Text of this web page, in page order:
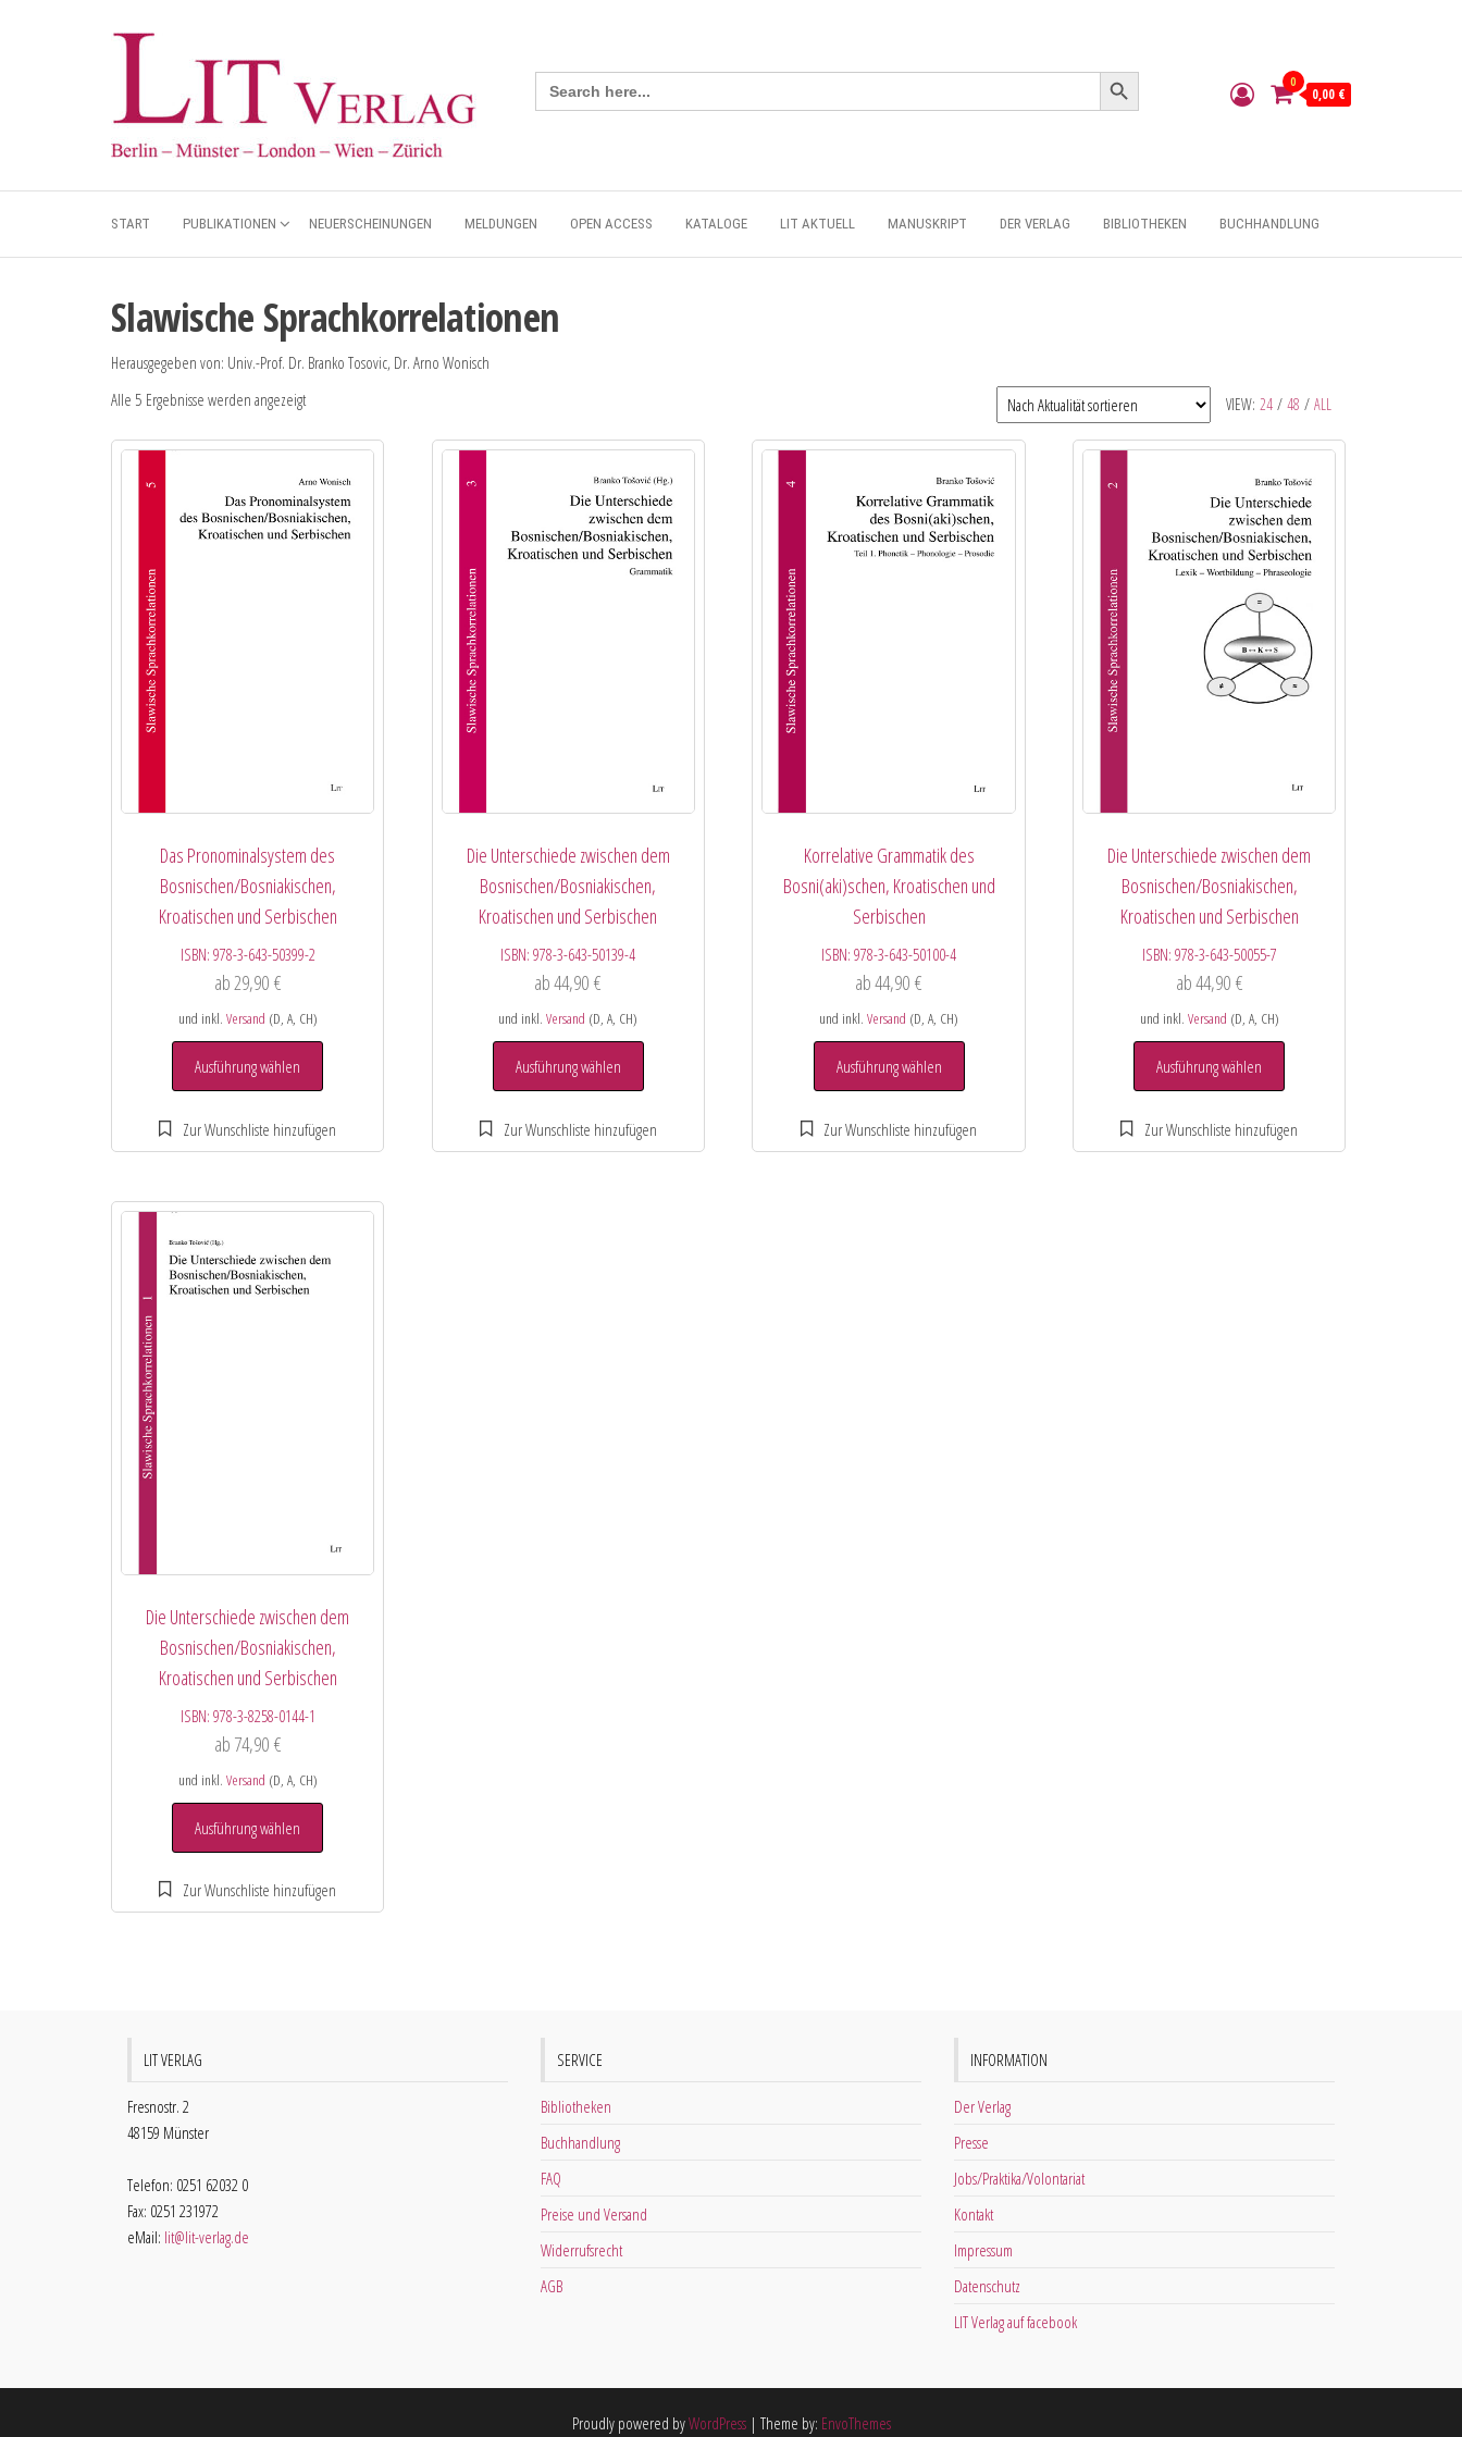
Search
for:
Search Button
0
0,00 €
START PUBLIKATIONEN NEUERSCHEINUNGEN MELDUNGEN OPEN ACCESS KATALOGE LIT AKTUELL MANUSKRIPT DER VERLAG BIBLIOTHEKEN BUCHHANDLUNG
Slawische Sprachkorrelationen
Herausgegeben von: Univ.-Prof. Dr. Branko Tosovic, Dr. Arno Wonisch
VIEW: 24 / 48 / ALL
Alle 5 Ergebnisse werden angezeigt
Das Pronominalsystem des
Bosnischen/Bosniakischen,
Kroatischen und Serbischen
ISBN: 978-3-643-50399-2
ab29,90 €
und inkl. Versand (D, A, CH)
Ausführung wählen
Die Unterschiede zwischen dem
Bosnischen/Bosniakischen,
Kroatischen und Serbischen
ISBN:978-3-643-50139-4
ab44,90€
und inkl.Versand (D, A, CH)
Ausführung wählen
Korrelative Grammatik des
Bosni(aki)schen, Kroatischen und
Serbischen
ISBN:978-3-643-50100-4
ab44,90€
und inkl.Versand (D, A, CH)
Ausführung wählen
Die Unterschiede zwischen dem
Bosnischen/Bosniakischen,
Kroatischen und Serbischen
ISBN: 978-3-643-50055-7
ab44,90 €
und inkl. Versand (D, A, CH)
Ausführung wählen
Die Unterschiede zwischen dem
Bosnischen/Bosniakischen,
Kroatischen und Serbischen
ISBN: 978-3-8258-0144-1
ab 74,90 €
und inkl. Versand (D, A, CH)
Ausführung wählen
LIT VERLAG
Fresnostr. 2
48159 Münster
Telefon: 0251 62032 0
Fax: 0251 231972
eMail: lit@lit-verlag.de
SERVICE
Bibliotheken
Buchhandlung
FAQ
Preise und Versand
Widerrufsrecht
AGB
INFORMATION
Der Verlag
Presse
Jobs/Praktika/Volontariat
Kontakt
Impressum
Datenschutz
LIT Verlag auf facebook
Proudly powered byWordPress | Theme by: EnvoThemes